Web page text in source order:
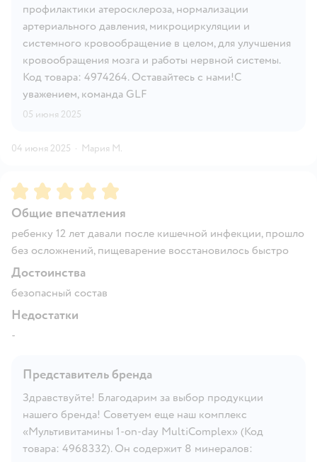
профилактики атеросклероза, нормализации
артериального давления, микроциркуляции и
системного кровообращение в целом, для улучшения
кровообращения мозга и работы нервной системы.
Код товара: 4974264. Оставайтесь с нами!С
уважением, команда GLF
05 июня 2025
04 июня 2025 · Мария М.
Рейтинг:5
Общие впечатления
ребенку 12 лет давали после кишечной инфекции, прошло
без осложнений, пищеварение восстановилось быстро
Достоинства
безопасный состав
Недостатки
-
Представитель бренда
Здравствуйте! Благодарим за выбор продукции
нашего бренда! Советуем еще наш комплекс
«Мультивитамины 1-on-day MultiComplex» (Код
товара: 4968332). Он содержит 8 минералов: